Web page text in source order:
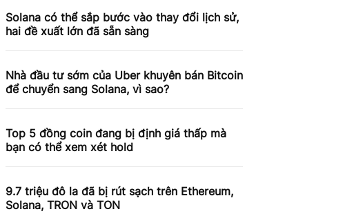
Solana có thể sắp bước vào thay đổi lịch sử,
hai đề xuất lớn đã sẵn sàng
Nhà đầu tư sớm của Uber khuyên bán Bitcoin
để chuyển sang Solana, vì sao?
Top 5 đồng coin đang bị định giá thấp mà
bạn có thể xem xét hold
9.7 triệu đô la đã bị rút sạch trên Ethereum,
Solana, TRON và TON